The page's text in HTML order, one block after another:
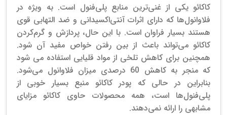
کاکائو یکی از غنی‌ترین منابع پلی‌فنول است. به ویژه در
فلاوانول‌ها که دارای اثرات آنتی‌اکسیدانی و ضد التهابی قوی
هستند بسیار فراوان است. با این حال، پردازش و گرم‌کردن
کاکائو می‌تواند باعث از بین رفتن خواص مفید آن شود.
همچنین برای کاهش تلخی از مواد قلیایی استفاده می شود
که منجر به کاهش 60 درصدی میزان فلاوانول می‌شود.
بنابراین در حالی که پودر کاکائو منبع بسیار خوبی از
پلی‌فنول‌ها است، همه محصولات حاوی کاکائو مزایای
مشابهی را ارائه نمی‌دهند.